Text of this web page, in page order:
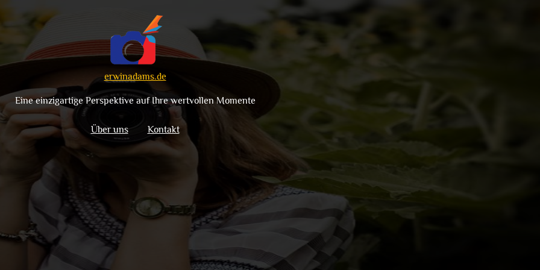
erwinadams.de
Eine einzigartige Perspektive auf Ihre wertvollen Momente
Über uns Kontakt